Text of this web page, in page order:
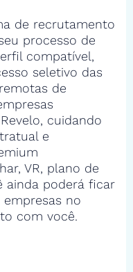
de recrutamento
processo de
compatível,
seletivo das
de
cuidando
e
VR, plano de
ainda poderá ficar
empresas no
com você.